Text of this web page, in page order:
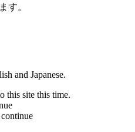
す。
and Japanese.
this site this time.